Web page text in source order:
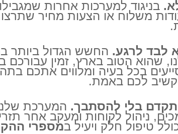
בניגוד למערכות אחרות
משלוח או הצעות מחיר
לבד לרגע. החשש הגדול ביותר
שהוא הטוב בארץ, זמין עבורכם
בכל בעיה ומלווים אתכם
לכם באמת.
בלי להסתבך. המערכת
ניהול לקוחות ומעקב אחר
טיפול חלק ויעיל במספרי